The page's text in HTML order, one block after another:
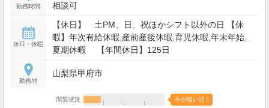
勤務時間
相談可
休日・休暇
【休日】 土PM、日、祝ほかシフト以外の日 【休
暇】年次有給休暇,産前産後休暇,育児休暇,年末年始,
夏期休暇 【年間休日】125日
勤務地
山梨県甲府市
閲覧状況 今が狙い目！